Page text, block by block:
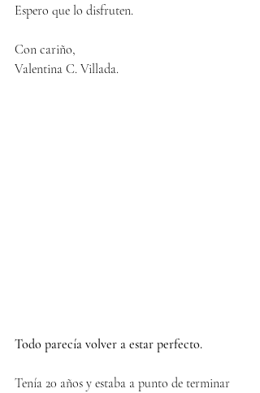
Espero que lo disfruten.
Con cariño,
Valentina C. Villada.
Todo parecía volver a estar perfecto.
Tenía 20 años y estaba a punto de terminar